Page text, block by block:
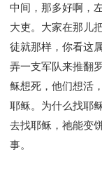
中间，那多好啊，
大吏。大家在那儿
徒就那样，你看这
弄一支军队来推翻
稣想死，他们想活
耶稣。为什么找耶
去找耶稣，祂能变
事。